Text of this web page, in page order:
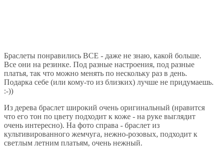
Браслеты понравились ВСЕ - даже не знаю, какой больше.
Все они на резинке. Под разные настроения, под разные
платья, так что можно менять по нескольку раз в день.
Подарка себе (или кому-то из близких) лучше не придумаешь.
:-))
Из дерева браслет широкий очень оригинальный (нравится
что его тон по цвету подходит к коже - на руке выглядит
очень интересно). На фото справа - браслет из
культивированного жемчуга, нежно-розовых, подходит к
светлым летним платьям, очень нежный.